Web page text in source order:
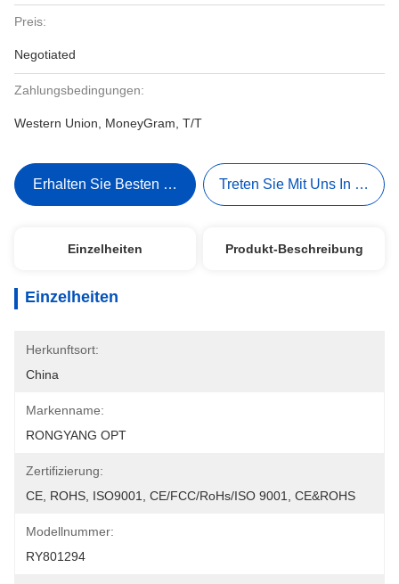
Preis:
Negotiated
Zahlungsbedingungen:
Western Union, MoneyGram, T/T
Erhalten Sie Besten Preis Treten Sie Mit Uns In
Einzelheiten Produkt-Beschreibung
Einzelheiten
Herkunftsort:
China
Markenname:
RONGYANG OPT
Zertifizierung:
CE, ROHS, ISO9001, CE/FCC/RoHs/ISO 9001, CE&ROHS
Modellnummer:
RY801294